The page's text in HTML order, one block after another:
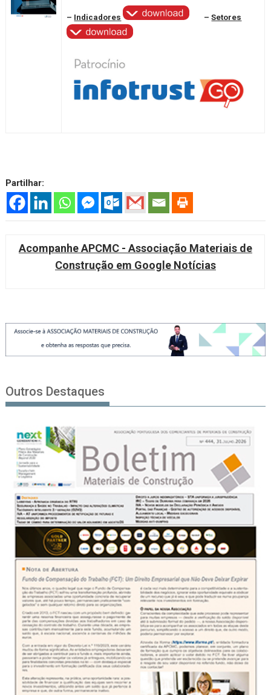
– Indicadores –Setores
Partilhar:
Acompanhe APCMC - Associação Materiais de
Construção em Google Notícias
Outros Destaques